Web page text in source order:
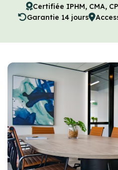
Certifiée IPHM, CMA,
Garantie 14 jours